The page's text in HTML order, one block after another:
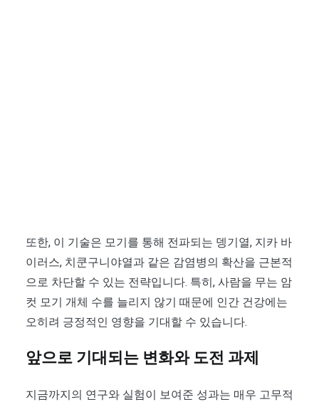
또한, 이 기술은 모기를 통해 전파되는 뎅기열, 지카 바
이러스, 치쿤구니야열과 같은 감염병의 확산을 근본적
으로 차단할 수 있는 전략입니다. 특히, 사람을 무는 암
컷 모기 개체 수를 늘리지 않기 때문에 인간 건강에는
오히려 긍정적인 영향을 기대할 수 있습니다.
앞으로 기대되는 변화와 도전 과제
지금까지의 연구와 실험이 보여준 성과는 매우 고무적